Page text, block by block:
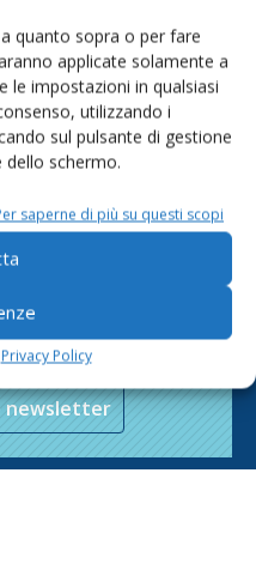
quanto sopra o per fare
applicate solamente a
le impostazioni in qualsiasi
utilizzando i
sul pulsante di gestione
schermo.
saperne di più su questi scopi
Privacy Policy
newsletter